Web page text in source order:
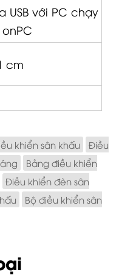
USB với PC chạy
cm
khiển sân khấu
Điều
Bảng điều khiển
Điều khiển đèn sân
Bộ điều khiển sân